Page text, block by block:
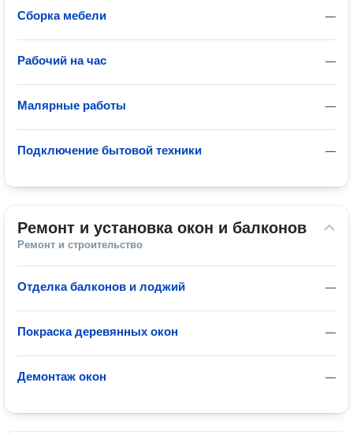
—
Сборка мебели
—
Рабочий на час
—
Малярные работы
—
Подключение бытовой техники
Ремонт и установка окон и балконов
Ремонт и строительство
—
Отделка балконов и лоджий
—
Покраска деревянных окон
—
Демонтаж окон